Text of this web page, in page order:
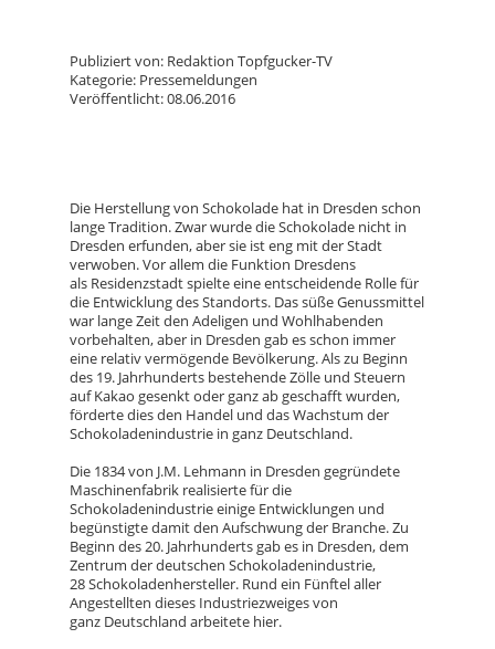
Publiziert von: Redaktion Topfgucker-TV
Kategorie: Pressemeldungen
Veröffentlicht: 08.06.2016
Die Herstellung von Schokolade hat in Dresden schon
lange Tradition. Zwar wurde die Schokolade nicht in
Dresden erfunden, aber sie ist eng mit der Stadt
verwoben. Vor allem die Funktion Dresdens
als Residenzstadt spielte eine entscheidende Rolle für
die Entwicklung des Standorts. Das süße Genussmittel
war lange Zeit den Adeligen und Wohlhabenden
vorbehalten, aber in Dresden gab es schon immer
eine relativ vermögende Bevölkerung. Als zu Beginn
des 19. Jahrhunderts bestehende Zölle und Steuern
auf Kakao gesenkt oder ganz ab geschafft wurden,
förderte dies den Handel und das Wachstum der
Schokoladenindustrie in ganz Deutschland.
Die 1834 von J.M. Lehmann in Dresden gegründete
Maschinenfabrik realisierte für die
Schokoladenindustrie einige Entwicklungen und
begünstigte damit den Aufschwung der Branche. Zu
Beginn des 20. Jahrhunderts gab es in Dresden, dem
Zentrum der deutschen Schokoladenindustrie,
28 Schokoladenhersteller. Rund ein Fünftel aller
Angestellten dieses Industriezweiges von
ganz Deutschland arbeitete hier.